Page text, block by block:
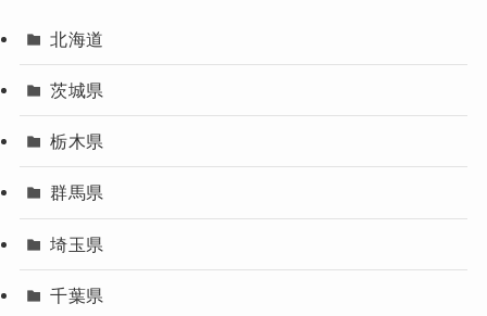
北海道
茨城県
栃木県
群馬県
埼玉県
千葉県